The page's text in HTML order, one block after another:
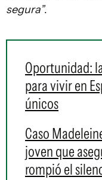
segura”.
Oportunidad:
para vivir en
únicos
Caso
joven que
rompió el